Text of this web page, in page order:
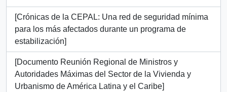
[Crónicas de la CEPAL: Una red de seguridad mínima
para los más afectados durante un programa de
estabilización]
[Documento Reunión Regional de Ministros y
Autoridades Máximas del Sector de la Vivienda y
Urbanismo de América Latina y el Caribe]